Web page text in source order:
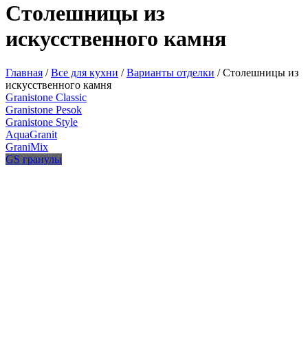
Столешницы из
искусственного камня
Главная /Все для кухни /Варианты отделки /Столешницы из
искусственного камня
Granistone Classic
Granistone Pesok
Granistone Style
AquaGranit
GraniMix
GS гранулы